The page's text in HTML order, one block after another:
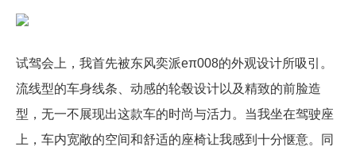
试驾会上，我首先被东风奕派eπ008的外观设计所吸引。
流线型的车身线条、动感的轮毂设计以及精致的前脸造
型，无一不展现出这款车的时尚与活力。当我坐在驾驶座
上，车内宽敞的空间和舒适的座椅让我感到十分惬意。同